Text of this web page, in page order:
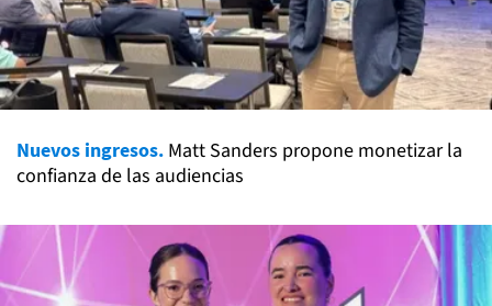
Nuevos ingresos. Matt Sanders propone monetizar la
confianza de las audiencias